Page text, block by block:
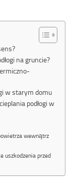
na gruncie?
w starym domu
podłogi w
wewnątrz
uszkodzenia przed